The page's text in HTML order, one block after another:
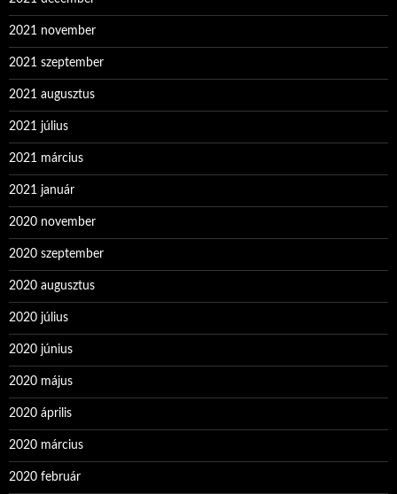
2021 november
2021 szeptember
2021 augusztus
2021 július
2021 március
2021 január
2020 november
2020 szeptember
2020 augusztus
2020 július
2020 június
2020 május
2020 április
2020 március
2020 február